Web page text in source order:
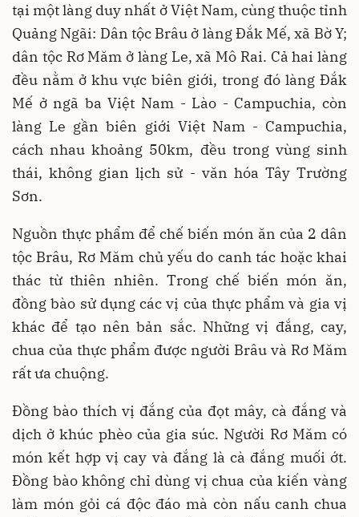
tại một làng duy nhất ở Việt Nam, cùng thuộc tỉnh
Quảng Ngãi: Dân tộc Brâu ở làng Đắk Mế, xã Bờ Y;
dân tộc Rơ Măm ở làng Le, xã Mô Rai. Cả hai làng
đều nằm ở khu vực biên giới, trong đó làng Đắk
Mế ở ngã ba Việt Nam - Lào - Campuchia, còn
làng Le gần biên giới Việt Nam - Campuchia,
cách nhau khoảng 50km, đều trong vùng sinh
thái, không gian lịch sử - văn hóa Tây Trường
Sơn.
Nguồn thực phẩm để chế biến món ăn của 2 dân
tộc Brâu, Rơ Măm chủ yếu do canh tác hoặc khai
thác từ thiên nhiên. Trong chế biến món ăn,
đồng bào sử dụng các vị của thực phẩm và gia vị
khác để tạo nên bản sắc. Những vị đắng, cay,
chua của thực phẩm được người Brâu và Rơ Măm
rất ưa chuộng.
Đồng bào thích vị đắng của đọt mây, cà đắng và
dịch ở khúc phèo của gia súc. Người Rơ Măm có
món kết hợp vị cay và đắng là cà đắng muối ớt.
Đồng bào không chỉ dùng vị chua của kiến vàng
làm món gỏi cá độc đáo mà còn nấu canh chua